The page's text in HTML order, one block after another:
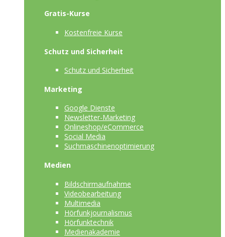
Gratis-Kurse
Kostenfreie Kurse
Schutz und Sicherheit
Schutz und Sicherheit
Marketing
Google Dienste
Newsletter-Marketing
Onlineshop/eCommerce
Social Media
Suchmaschinenoptimierung
Medien
Bildschirmaufnahme
Videobearbeitung
Multimedia
Hörfunkjournalismus
Hörfunktechnik
Medienakademie